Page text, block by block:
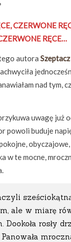
CZERWONE
RĘCE…
autoraSzeptacz
nad tym,
uwagę już
powoli buduje
w te mocne,
ale w miarę
Dookoła rosły